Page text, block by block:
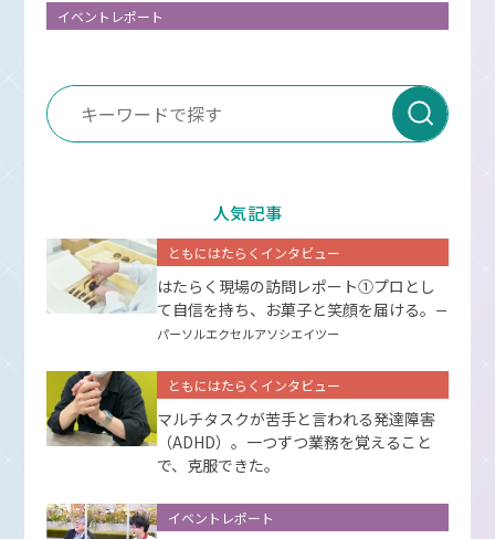
イベントレポート
人気記事
ともにはたらくインタビュー
はたらく現場の訪問レポート①プロとし
て⾃信を持ち、お菓⼦と笑顔を届ける。
ー
パーソルエクセルアソシエイツー
ともにはたらくインタビュー
マルチタスクが苦手と言われる発達障害
（ADHD）。一つずつ業務を覚えること
で、克服できた。
イベントレポート